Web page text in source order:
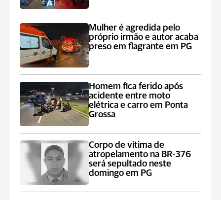
Mulher é agredida pelo
próprio irmão e autor acaba
preso em flagrante em PG
Homem fica ferido após
acidente entre moto
elétrica e carro em Ponta
Grossa
Corpo de vítima de
atropelamento na BR-376
será sepultado neste
domingo em PG